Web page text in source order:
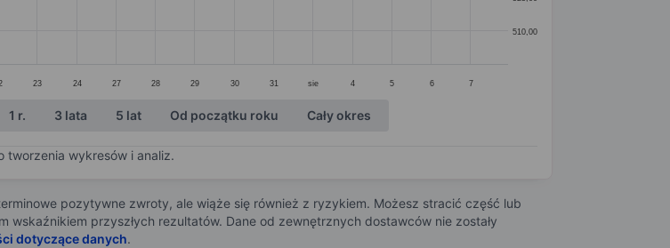
23 24 27 28 29 30 31 sie 4 5 6 7
510,00
1 r. 3 lata 5 lat Od początku roku Cały okres
tworzenia wykresów i analiz.
pozytywne zwroty, ale wiąże się również z ryzykiem. Możesz stracić część lub
wskaźnikiem przyszłych rezultatów. Dane od zewnętrznych dostawców nie zostały
dotyczące danych.